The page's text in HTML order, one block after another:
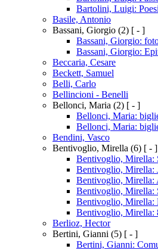
Bartolini, Luigi:
Basile, Antonio
Bassani, Giorgio (2) [ - ]
Bassani, Giorgio:
Bassani, Giorgio:
Beccaria, Cesare
Beckett, Samuel
Belli, Carlo
Bellincioni - Benelli
Bellonci, Maria (2) [ - ]
Bellonci, Maria:
Bellonci, Maria:
Bendini, Vasco
Bentivoglio, Mirella (6) [ - ]
Bentivoglio, Mirella:
Bentivoglio, Mirella:
Bentivoglio, Mirella:
Bentivoglio, Mirella:
Bentivoglio, Mirella:
Bentivoglio, Mirella:
Berlioz, Hector
Bertini, Gianni (5) [ - ]
Bertini, Gianni: